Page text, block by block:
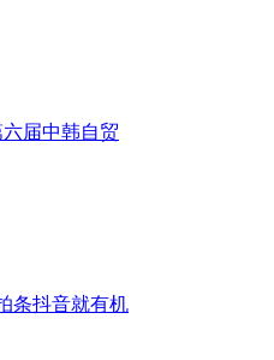
届中韩自贸
条抖音就有机